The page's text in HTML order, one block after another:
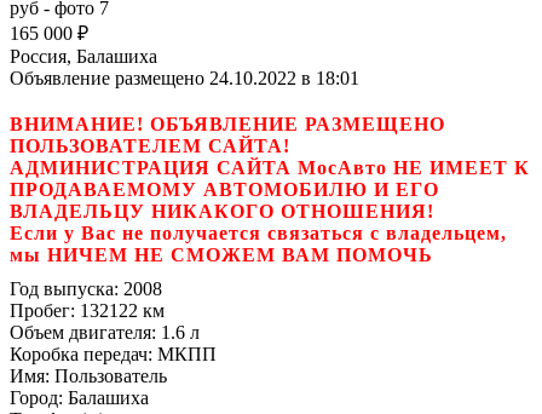
165 000 ₽
Россия, Балашиха
Объявление размещено 24.10.2022 в 18:01
ВНИМАНИЕ! ОБЪЯВЛЕНИЕ РАЗМЕЩЕНО
ПОЛЬЗОВАТЕЛЕМ САЙТА!
АДМИНИСТРАЦИЯ САЙТА МосАвто НЕ ИМЕЕТ К
ПРОДАВАЕМОМУ АВТОМОБИЛЮ И ЕГО
ВЛАДЕЛЬЦУ НИКАКОГО ОТНОШЕНИЯ!
Если у Вас не получается связаться с владельцем,
мы НИЧЕМ НЕ СМОЖЕМ ВАМ ПОМОЧЬ
Год выпуска: 2008
Пробег: 132122 км
Объем двигателя: 1.6 л
Коробка передач: МКПП
Имя: Пользователь
Город: Балашиха